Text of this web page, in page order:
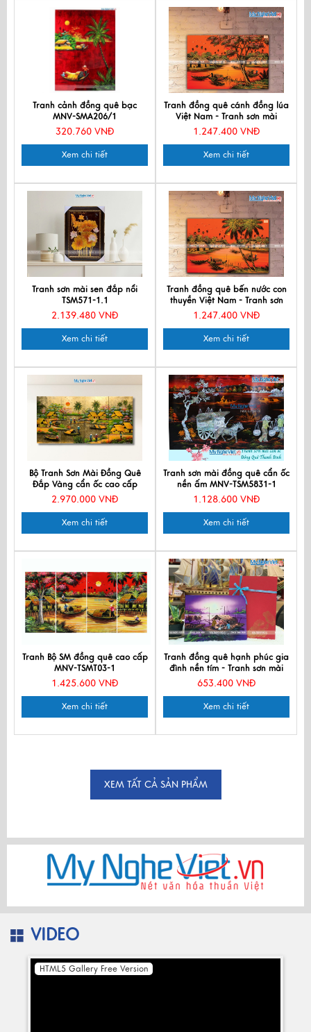
Tranh cảnh đồng quê bạc
MNV-SMA206/1
320.760 VNĐ
Xem chi tiết
Tranh đồng quê cánh đồng lúa
Việt Nam - Tranh sơn mài
TSM46 -HV01
1.247.400 VNĐ
Xem chi tiết
Tranh sơn mài sen đắp nổi
TSM571-1.1
2.139.480 VNĐ
Xem chi tiết
Tranh đồng quê bến nước con
thuyền Việt Nam - Tranh sơn
mài TSM46 -HV01
1.247.400 VNĐ
Xem chi tiết
Bộ Tranh Sơn Mài Đồng Quê
Đắp Vàng cẩn ốc cao cấp
TSM363-4
2.970.000 VNĐ
Xem chi tiết
Tranh sơn mài đồng quê cẩn ốc
nền ấm MNV-TSM5831-1
1.128.600 VNĐ
Xem chi tiết
Tranh Bộ SM đồng quê cao cấp
MNV-TSMT03-1
1.425.600 VNĐ
Xem chi tiết
Tranh đồng quê hạnh phúc gia
đình nền tím - Tranh sơn mài
TSMTBL342-2
653.400 VNĐ
Xem chi tiết
XEM TẤT CẢ SẢN PHẨM
VIDEO
HTML5 Gallery Free Version